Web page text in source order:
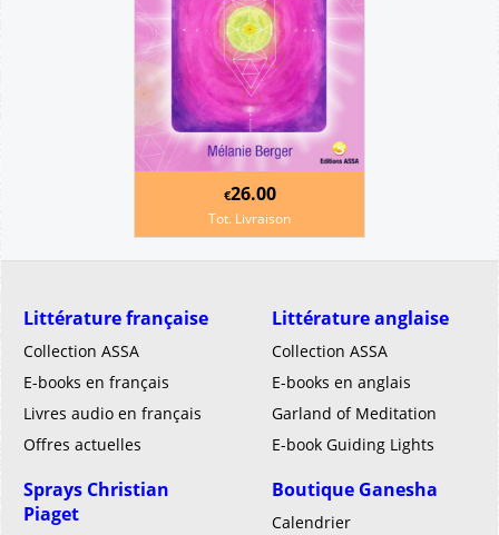
€26.00
Tot. Livraison
Littérature française
Collection ASSA
E-books en français
Livres audio en français
Offres actuelles
Littérature anglaise
Collection ASSA
E-books en anglais
Garland of Meditation
E-book Guiding Lights
Sprays Christian
Piaget
Boutique Ganesha
Calendrier